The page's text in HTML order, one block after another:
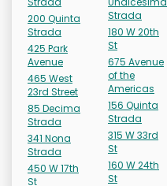
200 Quinta
Strada
425 Park
Avenue
465 West
23rd Street
85 Decima
Strada
341 Nona
Strada
450 W 17th
St
Strada
180 W 20th
St
675 Avenue
of the
Americas
156 Quinta
Strada
315 W 33rd
St
160 W 24th
St